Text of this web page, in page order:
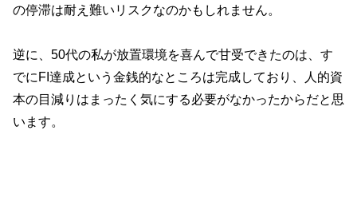
の停滞は耐え難いリスクなのかもしれません。
逆に、50代の私が放置環境を喜んで甘受できたのは、す
でにFI達成という金銭的なところは完成しており、人的資
本の目減りはまったく気にする必要がなかったからだと思
います。